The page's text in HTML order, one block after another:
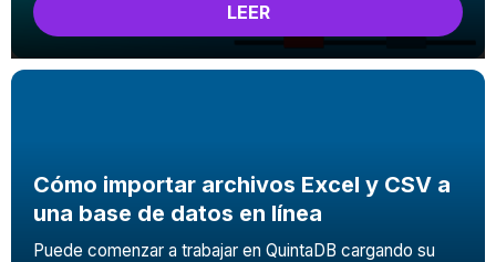
LEER
Cómo importar archivos Excel y CSV a
una base de datos en línea
Puede comenzar a trabajar en QuintaDB cargando su